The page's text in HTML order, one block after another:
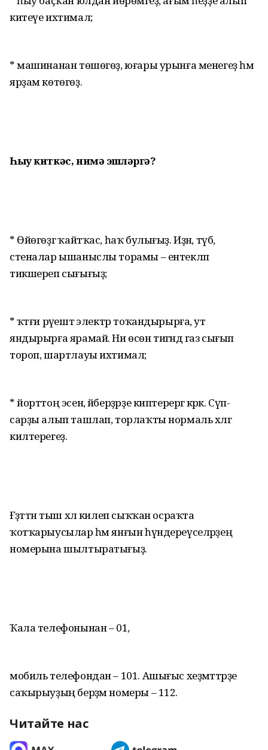
китеүе ихтимал;
* машинанан төшөгөҙ, юғары урынға менегеҙ һәм
ярҙам көтөгөҙ.
Һыу киткәс, нимә эшләргә?
* Өйөгөҙгә ҡайтҡас, һаҡ булығыҙ. Иҙән, түбә,
стеналар ышаныслы торамы – ентекләп
тикшереп сығығыҙ;
* ҡәтғи рәүештә электр тоҡан­дырырға, ут
яндырырға ярамай. Ни өсөн тигәндә газ сығып
тороп, шартлауы ихтимал;
* йорттоң эсен, әйберҙәрҙе киптерергә кәрәк. Сүп-
сарҙы алып ташлап, торлаҡты нормаль хәлгә
килтерегеҙ.
Ғәҙәттән тыш хәл килеп сыҡҡан осраҡта
ҡотҡарыусылар һәм янғын һүндереүселәрҙең
номерына шылтыратығыҙ.
Ҡала телефонынан – 01,
мобиль телефондан – 101. Ашығыс хеҙмәттәрҙе
саҡырыуҙың берҙәм номеры – 112.
Читайте нас